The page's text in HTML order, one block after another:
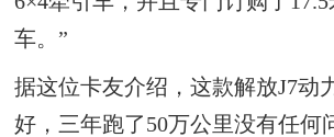
车。”
据这位卡友介绍，这款解放J7动
好，三年跑了50万公里没有任何